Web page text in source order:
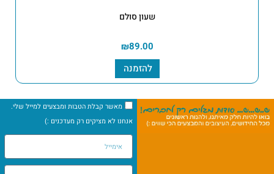
שעון סולם
₪89.00
להזמנה
מאשר קבלת הטבות ומבצעים למייל שלי.
אנחנו לא מציקים רק מעדכנים :)